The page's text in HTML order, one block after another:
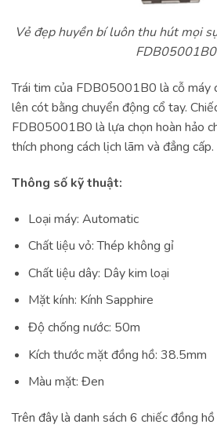
Vẻ đẹp huyền bí luôn thu hút mọi
FDB05001B0
Trái tim của FDB05001B0 là cỗ máy
lên cót bằng chuyển động cổ tay.
FDB05001B0 là lựa chọn hoàn hảo
thích phong cách lịch lãm và đẳng cấp.
Thông số kỹ thuật:
Loại máy: Automatic
Chất liệu vỏ: Thép không gỉ
Chất liệu dây: Dây kim loại
Mặt kính: Kính Sapphire
Độ chống nước: 50m
Kích thước mặt đồng hồ: 38.5mm
Màu mặt: Đen
Trên đây là danh sách 6 chiếc đồng hồ